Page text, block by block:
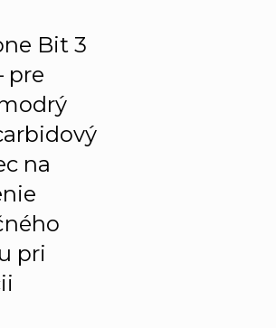
Bit 3
pre
na
pri